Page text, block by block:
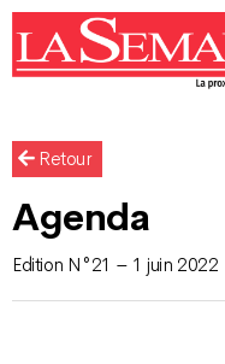
Retour
Agenda
Edition N°21 – 1 juin 2022